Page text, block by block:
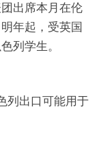
出席本月在伦
年起，受英国
列学生。
出口可能用于